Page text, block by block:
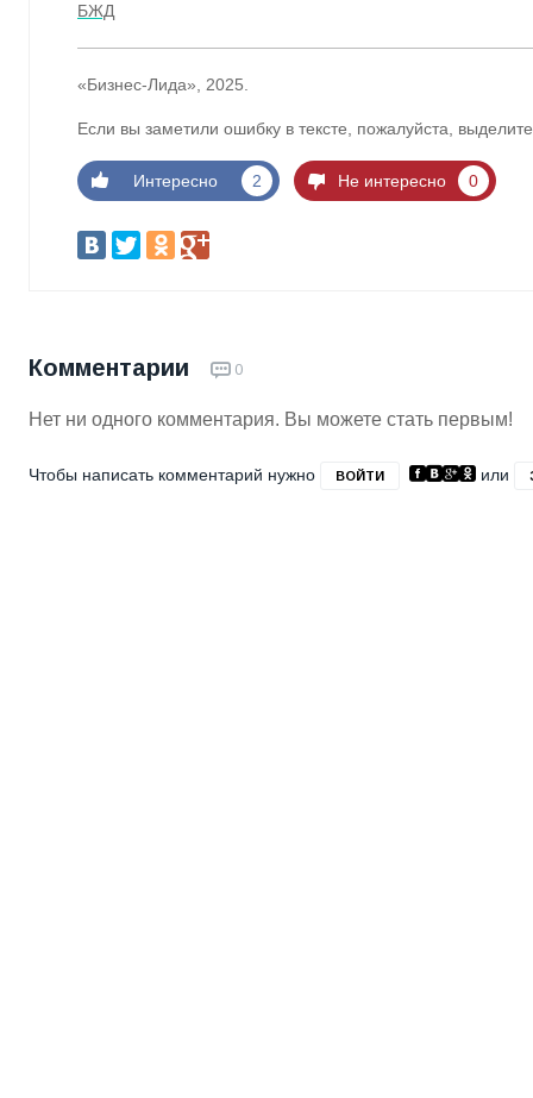
БЖД
«Бизнес-Лида», 2025.
Если вы заметили ошибку в тексте, пожалуйста,
Интересно 2 Не интересно 0
Комментарии 0
Нет ни одного комментария. Вы можете стать первым!
Чтобы написать комментарий нужно ВОЙТИ или